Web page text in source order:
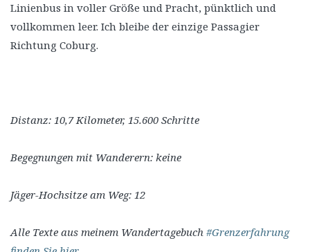
Linienbus in voller Größe und Pracht, pünktlich und
vollkommen leer. Ich bleibe der einzige Passagier
Richtung Coburg.
Distanz: 10,7 Kilometer, 15.600 Schritte
Begegnungen mit Wanderern: keine
Jäger-Hochsitze am Weg: 12
Alle Texte aus meinem Wandertagebuch #Grenzerfahrung